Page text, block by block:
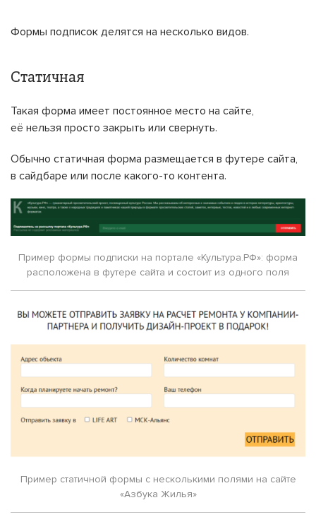
Формы подписок делятся на несколько видов.
Статичная
Такая форма имеет постоянное место на сайте,
её нельзя просто закрыть или свернуть.
Обычно статичная форма размещается в футере сайта,
в сайдбаре или после какого-то контента.
Пример формы подписки на портале «Культура.РФ»: форма
расположена в футере сайта и состоит из одного поля
Пример статичной формы с несколькими полями на сайте
«Азбука Жилья»